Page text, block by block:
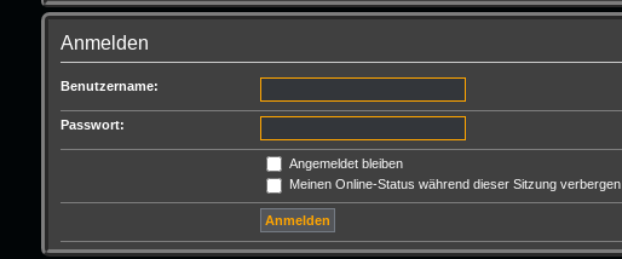
Anmelden
Benutzername:
Passwort:
Angemeldet bleiben
Meinen Online-Status während dieser Sitzung verbergen